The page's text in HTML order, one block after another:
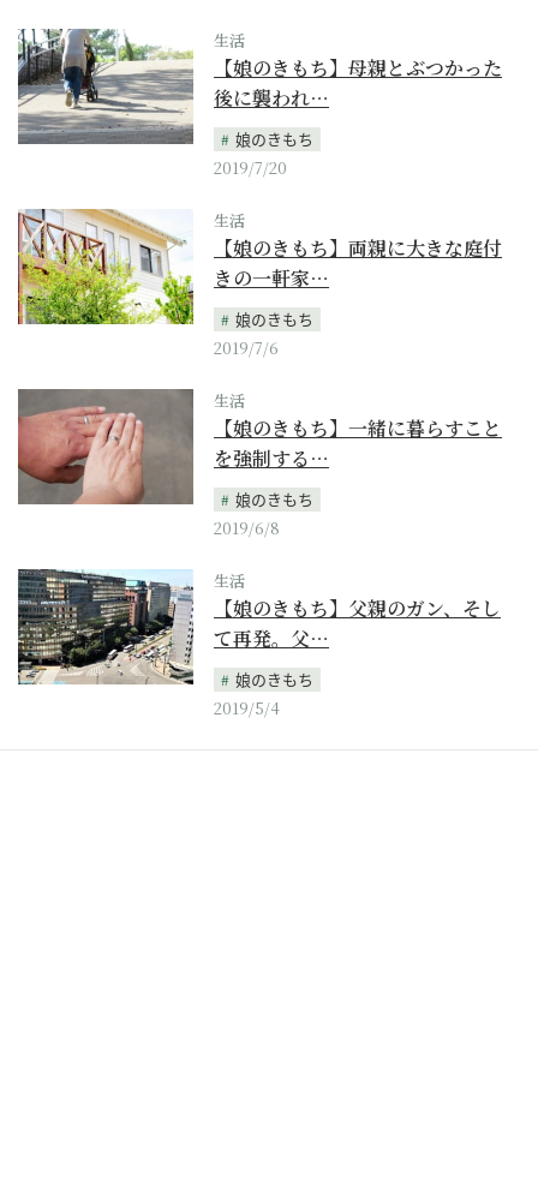
生活
【娘のきもち】母親とぶつかった
後に襲われ…
娘のきもち
2019/7/20
生活
【娘のきもち】両親に大きな庭付
きの一軒家…
娘のきもち
2019/7/6
生活
【娘のきもち】一緒に暮らすこと
を強制する…
娘のきもち
2019/6/8
生活
【娘のきもち】父親のガン、そし
て再発。父…
娘のきもち
2019/5/4